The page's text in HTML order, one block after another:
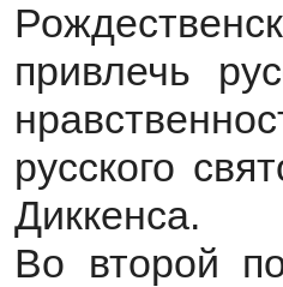
привлечь
русского
Диккенса.
Во второй